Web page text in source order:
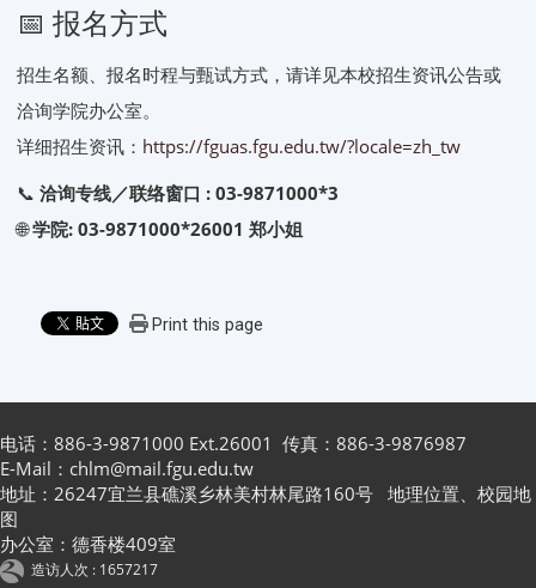
📅 报名方式
招生名额、报名时程与甄试方式，请详见本校招生资讯公告或
洽询学院办公室。
详细招生资讯： https://fguas.fgu.edu.tw/?locale=zh_tw
📞洽询专线／联络窗口 : 03-9871000*3
🌐学院: 03-9871000*26001 郑小姐
Print this page
电话：886-3-9871000 Ext.26001 传真：886-3-9876987
E-Mail：chlm@mail.fgu.edu.tw
地址：26247宜兰县礁溪乡林美村林尾路160号 地理位置、 校园地
图
办公室：德香楼409室
造访人次 : 1657217